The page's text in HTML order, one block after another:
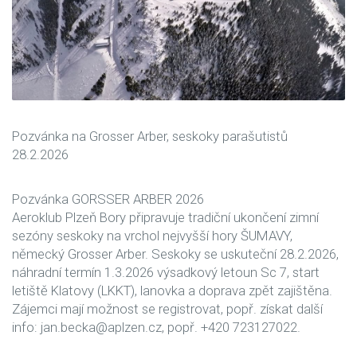
Pozvánka na Grosser Arber, seskoky parašutistů
28.2.2026
Pozvánka GORSSER ARBER 2026
Aeroklub Plzeň Bory připravuje tradiční ukončení zimní
sezóny seskoky na vrchol nejvyšší hory ŠUMAVY,
německý Grosser Arber. Seskoky se uskuteční 28.2.2026,
náhradní termín 1.3.2026 výsadkový letoun Sc 7, start
letiště Klatovy (LKKT), lanovka a doprava zpět zajištěna.
Zájemci mají možnost se registrovat, popř. získat další
info: jan.becka@aplzen.cz, popř. +420 723127022.